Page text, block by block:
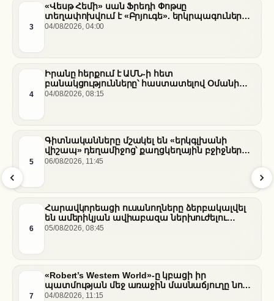
3
«Վեսթ Հեմի» սան Ֆրեդի Փոթսը
տեղափոխվում է «Բրյուգե». երկրպագուների
դժգոհությունը և ակումբի ռազմավարությունը
04/08/2026, 04:00
4
Իրանը հերքում է ԱՄՆ-ի հետ
բանակցությունները՝ հաստատելով Օմանի
միջնորդությամբ քննարկումները Հորմուզի
04/08/2026, 08:15
5
Գիտնականները մշակել են «երկգլխանի
վիշապ» դեղամիջոց՝ քաղցկեղային բջիջները
սովամահ անելու համար
06/08/2026, 11:45
6
Հարավկորեացի ուսանողները ձերբակալվել
են ամերիկյան ավիաբազա ներխուժելու
համար
05/08/2026, 08:45
7
«Robert’s Western World»-ը կբացի իր
պատմության մեջ առաջին մասնաճյուղը նոր
«Nissan Stadium» մարզադաշտում
04/08/2026, 11:15